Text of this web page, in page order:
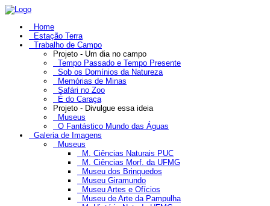
Home
Estação Terra
Trabalho de Campo
Projeto - Um dia no campo
Tempo Passado e Tempo Presente
Sob os Domínios da Natureza
Memórias de Minas
Safári no Zoo
É do Caraça
Projeto - Divulgue essa ideia
Museus
O Fantástico Mundo das Águas
Galeria de Imagens
Museus
M. Ciências Naturais PUC
M. Ciências Morf. da UFMG
Museu dos Brinquedos
Museu Giramundo
Museu Artes e Ofícios
Museu de Arte da Pampulha